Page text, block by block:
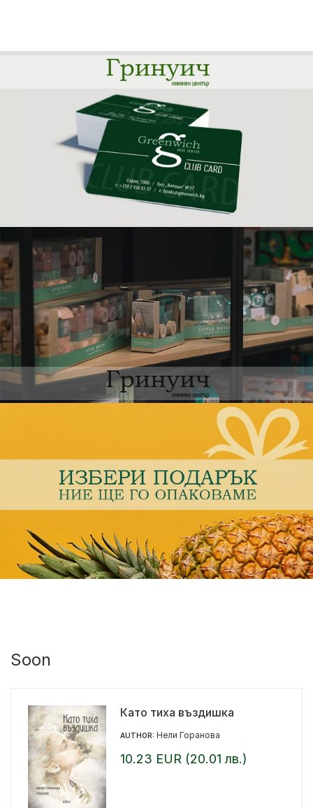
Soon
Като тиха въздишка
AUTHOR: Нели Горанова
10.23 EUR (20.01 лв.)